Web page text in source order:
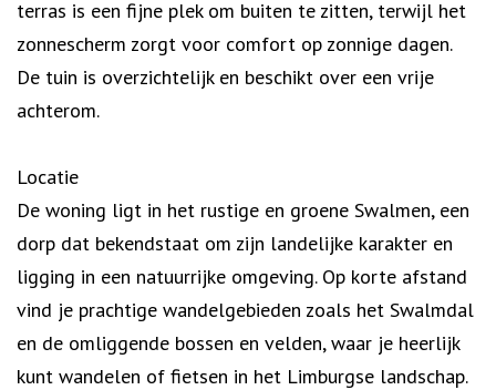
terras is een fijne plek om buiten te zitten, terwijl het
zonnescherm zorgt voor comfort op zonnige dagen.
De tuin is overzichtelijk en beschikt over een vrije
achterom.
Locatie
De woning ligt in het rustige en groene Swalmen, een
dorp dat bekendstaat om zijn landelijke karakter en
ligging in een natuurrijke omgeving. Op korte afstand
vind je prachtige wandelgebieden zoals het Swalmdal
en de omliggende bossen en velden, waar je heerlijk
kunt wandelen of fietsen in het Limburgse landschap.